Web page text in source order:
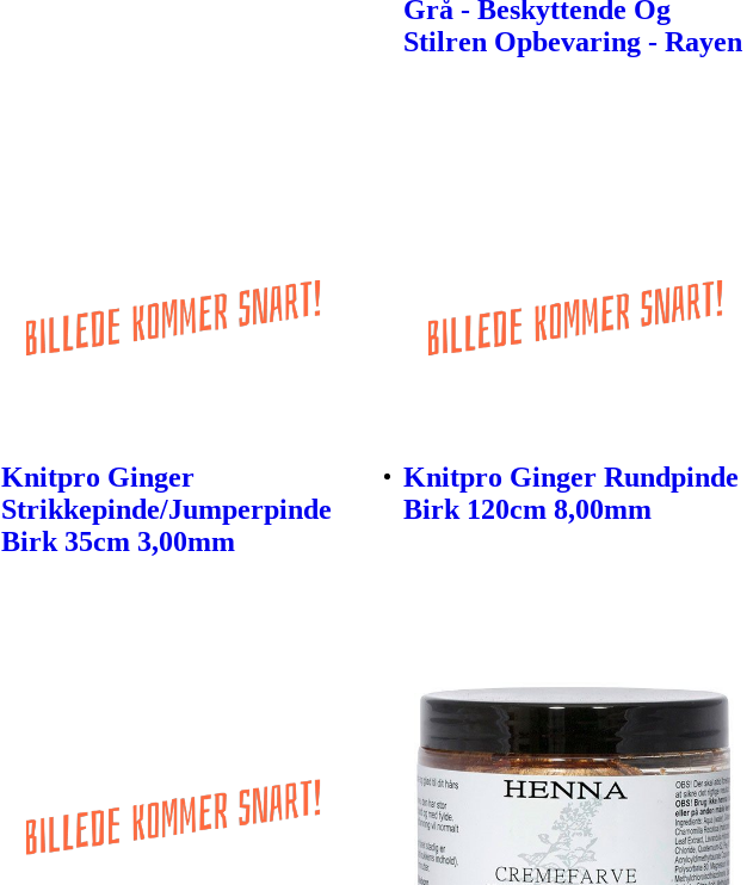
Grå - Beskyttende Og
Stilren Opbevaring - Rayen
Knitpro Ginger
Strikkepinde/Jumperpinde
Birk 35cm 3,00mm
Knitpro Ginger Rundpinde
Birk 120cm 8,00mm